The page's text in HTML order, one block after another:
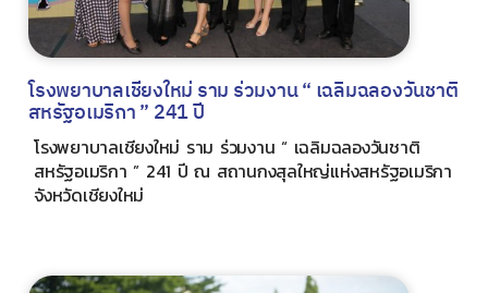
โรงพยาบาลเชียงใหม่ ราม ร่วมงาน “ เฉลิมฉลองวันชาติ
สหรัฐอเมริกา ” 241 ปี
โรงพยาบาลเชียงใหม่ ราม ร่วมงาน “ เฉลิมฉลองวันชาติ
สหรัฐอเมริกา ” 241 ปี ณ สถานกงสุลใหญ่แห่งสหรัฐอเมริกา
จังหวัดเชียงใหม่